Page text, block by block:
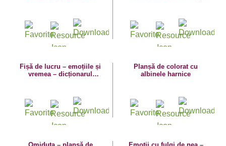
Fișă de lucru – emoțiile și
vremea – dicționarul
Planșă de colorat cu
albinele harnice